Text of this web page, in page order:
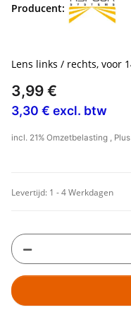
Producent:
Lens links / rechts, voor
3,99 €
3,30 € excl. btw
incl. 21% Omzetbelasting , Plus
Levertijd: 1 - 4 Werkdagen